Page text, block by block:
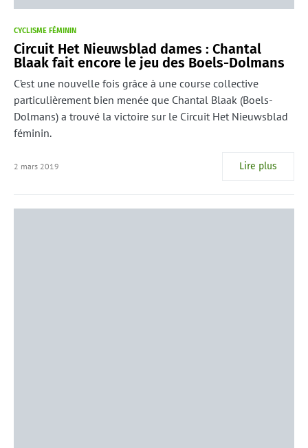
CYCLISME FÉMININ
Circuit Het Nieuwsblad dames : Chantal
Blaak fait encore le jeu des Boels-Dolmans
C’est une nouvelle fois grâce à une course collective
particulièrement bien menée que Chantal Blaak (Boels-
Dolmans) a trouvé la victoire sur le Circuit Het Nieuwsblad
féminin.
2 mars 2019 Lire plus